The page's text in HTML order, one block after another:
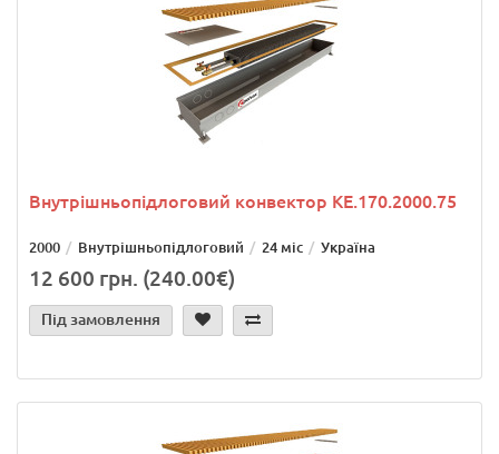
Внутрішньопідлоговий конвектор KE.170.2000.75
2000 Внутрішньопідлоговий 24 міс Україна
12 600 грн. (240.00€)
Під замовлення